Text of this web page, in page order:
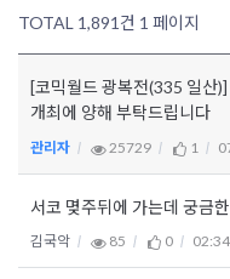
TOTAL 1,891건 1 페이지
[코믹월드 광복전(335 일산
개최에 양해 부탁드립니다
관리자 25729 1
서코 몆주뒤에 가는데 궁금
김국악 85 0 02:34